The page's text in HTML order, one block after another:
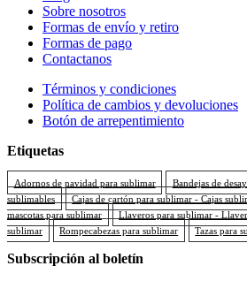
Sobre nosotros
Formas de envío y retiro
Formas de pago
Contactanos
Términos y condiciones
Política de cambios y devoluciones
Botón de arrepentimiento
Etiquetas
Adornos de navidad para sublimar
Bandejas de
sublimables
Cajas de cartón para sublimar - Cajas
mascotas para sublimar
Llaveros para sublimar -
sublimar
Rompecabezas para sublimar Tazas para
Subscripción al boletín